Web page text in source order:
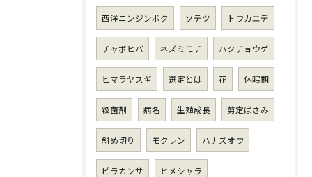
西洋ニンジンボク ソテツ トウカエデ
チャボヒバ ネズミモチ ハクチョウゲ
ヒマラヤスギ 選定とは 花 休眠期
殺菌剤 病名 生殖成長 剪定ばさみ
斜め切り モクレン ハナズオウ
ピラカンサ ヒメシャラ